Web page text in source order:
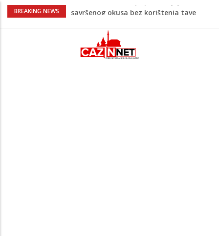
BREAKING NEWS
Stvari koje su djeca 80-ih radila bez
dopuštenje
Dječak ukrasio zlatnog retrivera
naljepnicama, njegova reakcija je hit